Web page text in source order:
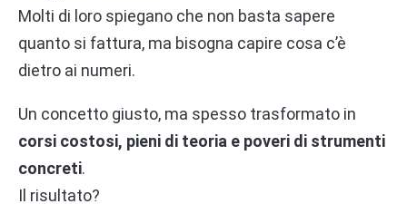
Molti di loro spiegano che non basta sapere
quanto si fattura, ma bisogna capire cosa c’è
dietro ai numeri.
Un concetto giusto, ma spesso trasformato in
corsi costosi, pieni di teoria e poveri di strumenti
concreti.
Il risultato?